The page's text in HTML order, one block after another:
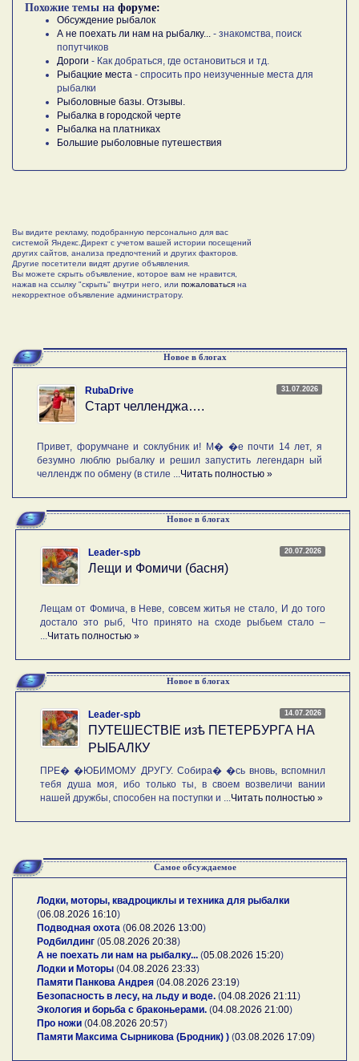
Похожие темы на форуме:
Обсуждение рыбалок
А не поехать ли нам на рыбалку...
- знакомства, поиск
попутчиков
Дороги - Как добраться, где остановиться и тд.
Рыбацкие места - спросить про неизученные места для
рыбалки
Рыболовные базы. Отзывы.
Рыбалка в городской черте
Рыбалка на платниках
Большие рыболовные путешествия
Вы видите рекламу, подобранную персонально для вас
системой Яндекс.Директ с учетом вашей истории посещений
других сайтов, анализа предпочтений и других факторов.
Другие посетители видят другие объявления.
Вы можете скрыть объявление, которое вам не нравится,
нажав на ссылку "скрыть" внутри него, или пожаловаться на
некорректное объявление администратору.
Новое в блогах
31.07.2026
RubaDrive
Старт челленджа….
Привет, форумчане и соклубник и! М� �е почти 14 лет, я
безумно люблю рыбалку и решил запустить легендарн ый
челлендж по обмену (в стиле ... Читать полностью »
Новое в блогах
20.07.2026
Leader-spb
Лещи и Фомичи (басня)
Лещам от Фомича, в Неве, совсем житья не стало, И до того
достало это рыб, Что принято на сходе рыбьем стало –
Читать полностью »
Новое в блогах
14.07.2026
Leader-spb
ПУТЕШЕСТВIE изѣ ПЕТЕРБУРГА НА
РЫБАЛКУ
ПРЕ� �ЮБИМОМУ ДРУГУ. Собира� �сь вновь, вспомнил
тебя душа моя, ибо только ты, в своем возвеличи вании
нашей дружбы, способен на поступки и ... Читать полностью »
Самое обсуждаемое
Лодки, моторы, квадроциклы и техника для рыбалки
(06.08.2026 16:10)
Подводная охота (06.08.2026 13:00)
Родбилдинг (05.08.2026 20:38)
А не поехать ли нам на рыбалку... (05.08.2026 15:20)
Лодки и Моторы (04.08.2026 23:33)
Памяти Панкова Андрея (04.08.2026 23:19)
Безопасность в лесу, на льду и воде. (04.08.2026 21:11 )
Экология и борьба с браконьерами. (04.08.2026 21:00)
Про ножи (04.08.2026 20:57)
Памяти Максима Сырникова (Бродник) ) (03.08.2026 17:09)